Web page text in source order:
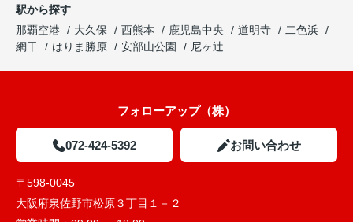
駅から探す
那覇空港
大久保 西熊本 鹿児島中央 道明寺
二色浜
網干
はりま勝原 安部山公園 尼ヶ辻
フォローアップ（株）
072-424-5392 お問い合わせ
〒598-0045
大阪府泉佐野市松原３丁目１－２